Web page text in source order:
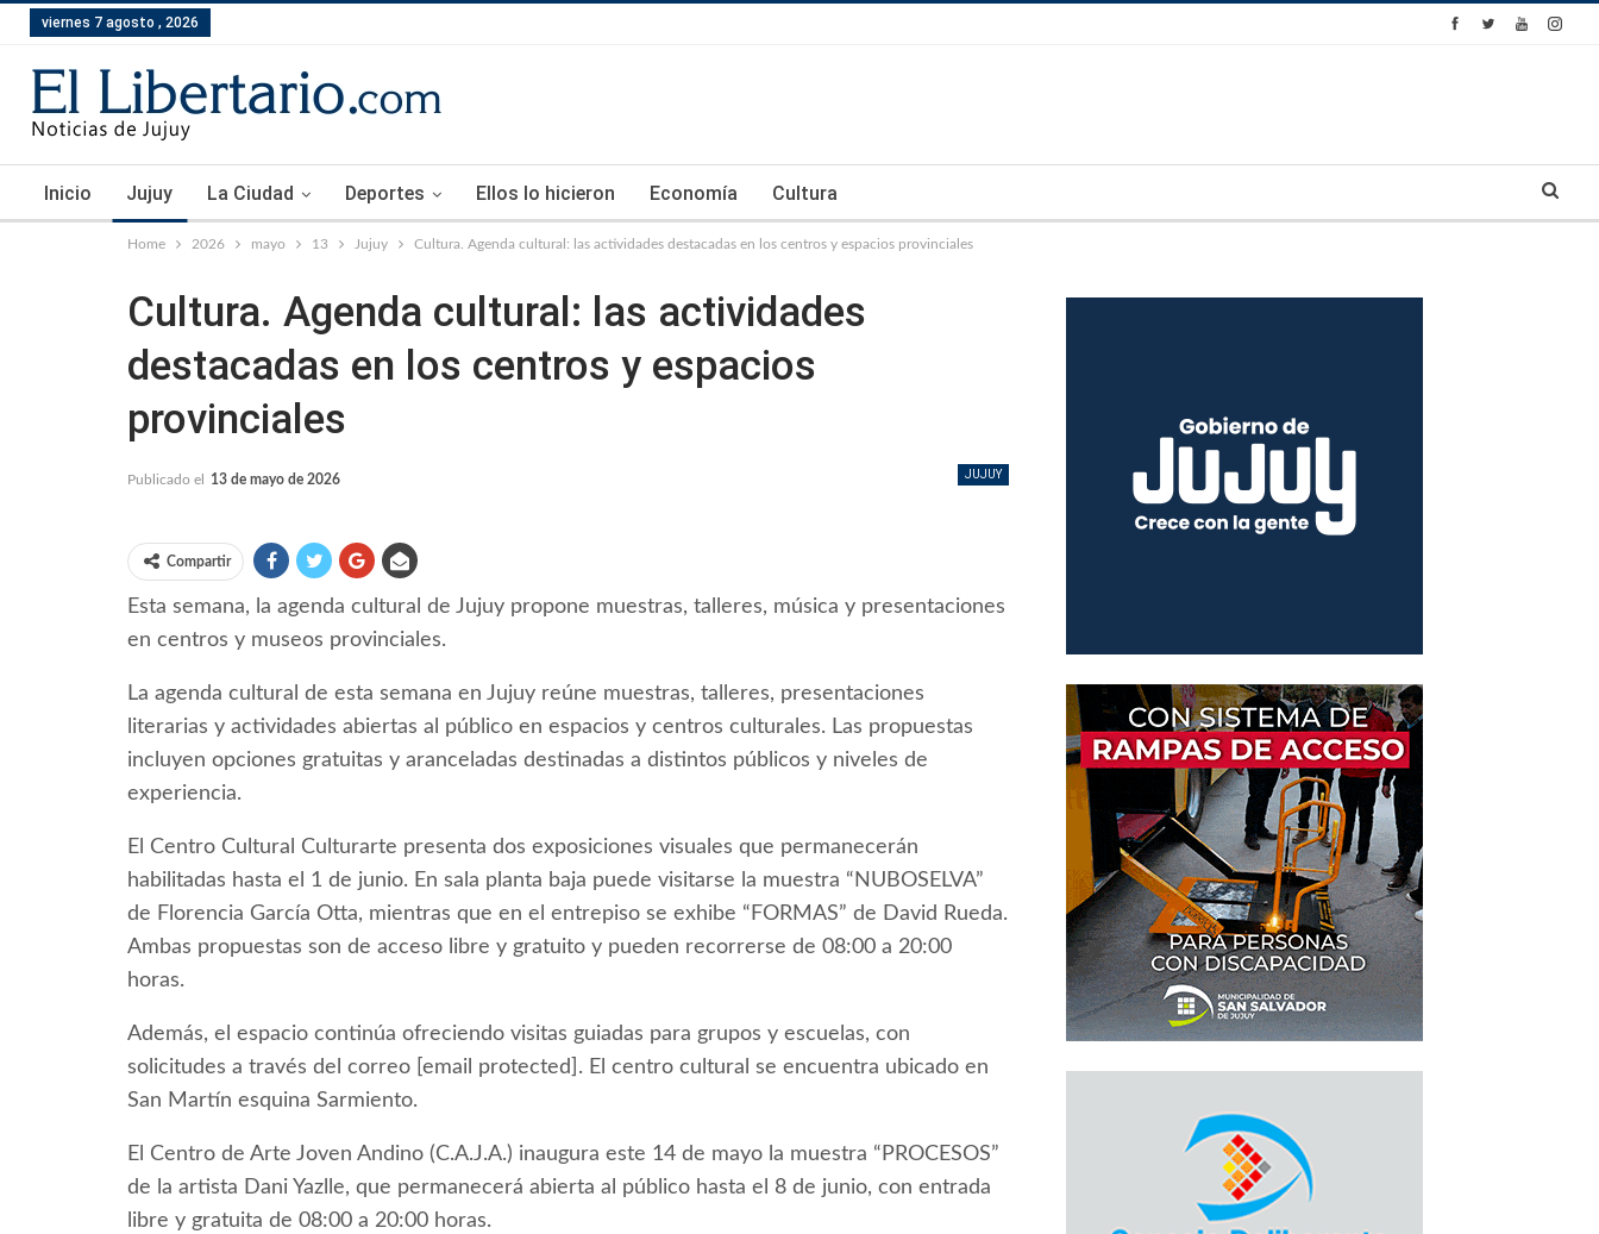
viernes 7 agosto , 2026
Inicio Jujuy La Ciudad Deportes Ellos lo hicieron Economía Cultura
Home 2026 mayo 13 Jujuy Cultura. Agenda cultural: las actividades destacadas en los centros y espacios provinciales
Cultura. Agenda cultural: las actividades
destacadas en los centros y espacios
provinciales
JUJUY
Publicado el 13 de mayo de 2026
Compartir
Esta semana, la agenda cultural de Jujuy propone muestras, talleres, música y presentaciones
en centros y museos provinciales.
La agenda cultural de esta semana en Jujuy reúne muestras, talleres, presentaciones
literarias y actividades abiertas al público en espacios y centros culturales. Las propuestas
incluyen opciones gratuitas y aranceladas destinadas a distintos públicos y niveles de
experiencia.
El Centro Cultural Culturarte presenta dos exposiciones visuales que permanecerán
habilitadas hasta el 1 de junio. En sala planta baja puede visitarse la muestra “NUBOSELVA”
de Florencia García Otta, mientras que en el entrepiso se exhibe “FORMAS” de David Rueda.
Ambas propuestas son de acceso libre y gratuito y pueden recorrerse de 08:00 a 20:00
horas.
Además, el espacio continúa ofreciendo visitas guiadas para grupos y escuelas, con
solicitudes a través del correo [email protected]. El centro cultural se encuentra ubicado en
San Martín esquina Sarmiento.
El Centro de Arte Joven Andino (C.A.J.A.) inaugura este 14 de mayo la muestra “PROCESOS”
de la artista Dani Yazlle, que permanecerá abierta al público hasta el 8 de junio, con entrada
libre y gratuita de 08:00 a 20:00 horas.